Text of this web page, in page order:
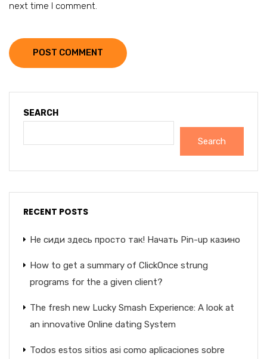
next time I comment.
POST COMMENT
SEARCH
Search
RECENT POSTS
Не сиди здесь просто так! Начать Pin-up казино
How to get a summary of ClickOnce strung
programs for the a given client?
The fresh new Lucky Smash Experience: A look at
an innovative Online dating System
Todos estos sitios asi­ como aplicaciones sobre